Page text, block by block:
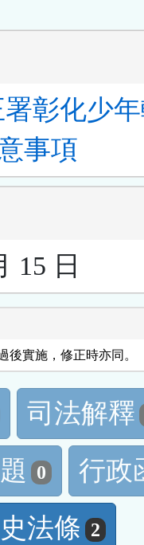
彰化少
事項
15 日
後實施，修正時亦同。
司法解釋
0
行政
法條 2